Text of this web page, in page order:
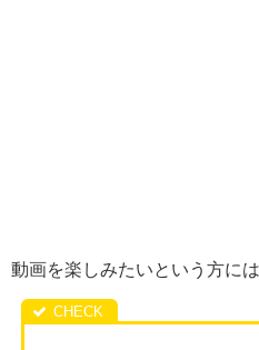
動画を楽しみたいという方に